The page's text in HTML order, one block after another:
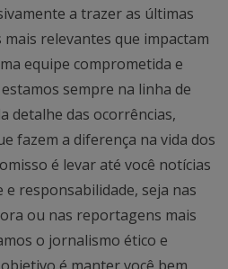
a trazer as últimas
relevantes que impactam
equipe comprometida e
sempre na linha de
detalhe das ocorrências,
fazem a diferença na vida dos
é levar até você notícias
e responsabilidade, seja nas
ou nas reportagens mais
o jornalismo ético e